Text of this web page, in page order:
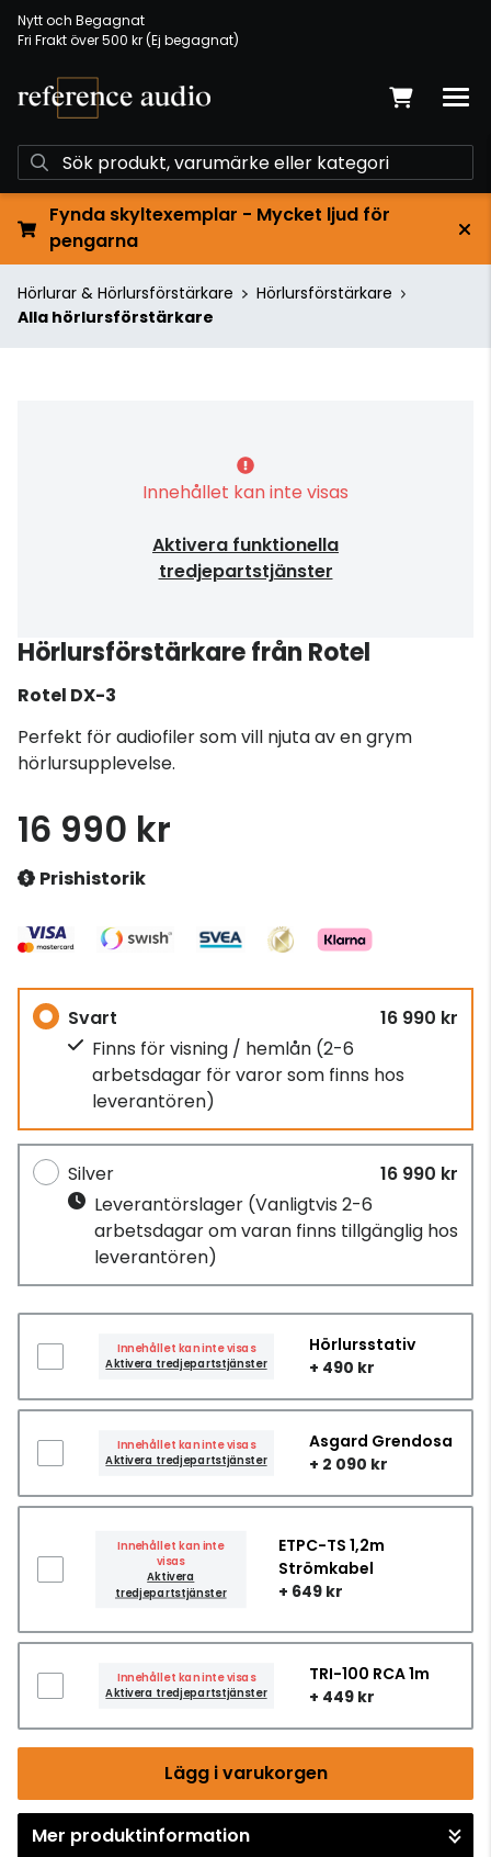
Nytt och Begagnat
Fri Frakt över 500 kr (Ej begagnat)
Fynda skyltexemplar - Mycket ljud för
pengarna
Hörlurar & Hörlursförstärkare
Hörlursförstärkare
Alla hörlursförstärkare
Innehållet kan inte visas
Aktivera funktionella
tredjepartstjänster
Hörlursförstärkare från Rotel
Rotel DX-3
Perfekt för audiofiler som vill njuta av en grym
hörlursupplevelse.
16 990 kr
Prishistorik
Svart
16 990 kr
Finns för visning / hemlån (2-6
arbetsdagar för varor som finns hos
leverantören)
Silver
16 990 kr
Leverantörslager (Vanligtvis 2-6
arbetsdagar om varan finns tillgänglig hos
leverantören)
Innehållet kan inte visas
Aktivera tredjepartstjänster
Hörlursstativ
+ 490 kr
Innehållet kan inte visas
Aktivera tredjepartstjänster
Asgard Grendosa
+ 2 090 kr
Innehållet kan inte
visas
Aktivera
tredjepartstjänster
ETPC-TS 1,2m
Strömkabel
+ 649 kr
Innehållet kan inte visas
Aktivera tredjepartstjänster
TRI-100 RCA 1m
+ 449 kr
Lägg i varukorgen
Gå till kassan
Mer produktinformation